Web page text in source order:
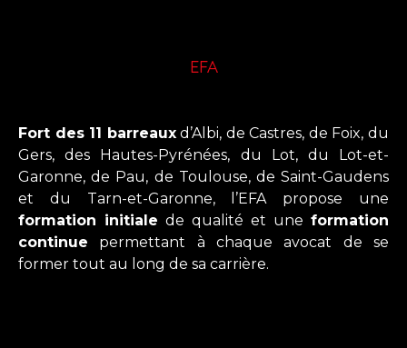
EFA
Fort des 11 barreauxd’Albi, de Castres, de Foix, du
Gers, des Hautes-Pyrénées, du Lot, du Lot-et-
Garonne, de Pau, de Toulouse, de Saint-Gaudens
et du Tarn-et-Garonne, l’EFA propose une
formation initiale de qualité et une formation
continue permettant à chaque avocat de se
former tout au long de sa carrière.